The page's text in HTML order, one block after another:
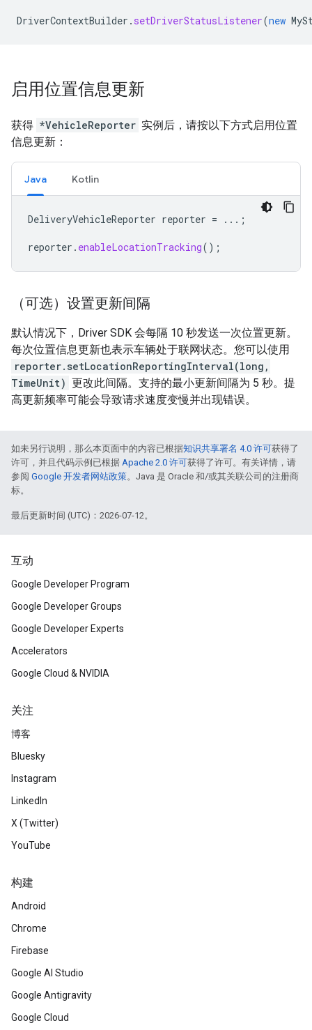
DriverContextBuilder . setDriverStatusListener(new
启用位置信息更新
获得 *VehicleReporter 实例后，请按以下方式启用位置
信息更新：
Java Kotlin
DeliveryVehicleReporter reporter = ...;
reporter . enableLocationTracking();
（可选）设置更新间隔
默认情况下，Driver SDK 会每隔 10 秒发送一次位置更新。
每次位置信息更新也表示车辆处于联网状态。您可以使用
reporter.setLocationReportingInterval(long,
TimeUnit) 更改此间隔。支持的最小更新间隔为 5 秒。提
高更新频率可能会导致请求速度变慢并出现错误。
如未另行说明，那么本页面中的内容已根据知识共享署名 4.0 许可获得了
许可，并且代码示例已根据 Apache 2.0 许可获得了许可。有关详情，请
参阅 Google 开发者网站政策。Java 是 Oracle 和/或其关联公司的注册商
标。
最后更新时间 (UTC)：2026-07-12。
互动
Google Developer Program
Google Developer Groups
Google Developer Experts
Accelerators
Google Cloud & NVIDIA
关注
博客
Bluesky
Instagram
LinkedIn
X (Twitter)
YouTube
构建
Android
Chrome
Firebase
Google AI Studio
Google Antigravity
Google Cloud